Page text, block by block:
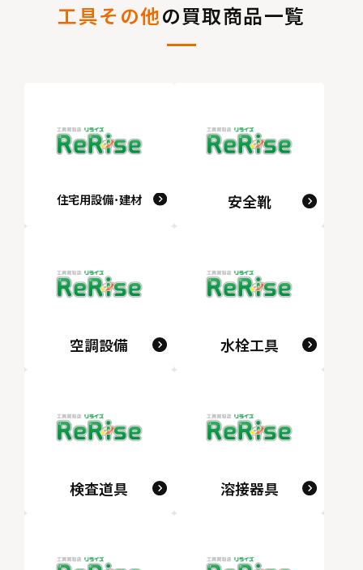
工具その他の買取商品一覧
住宅用設備･建材 安全靴
空調設備 水栓工具
検査道具 溶接器具